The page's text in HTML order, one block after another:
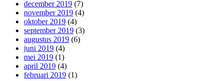
december 2019 (7)
november 2019 (4)
oktober 2019 (4)
september 2019 (3)
augustus 2019 (6)
juni 2019 (4)
mei 2019 (1)
april 2019 (4)
februari 2019 (1)